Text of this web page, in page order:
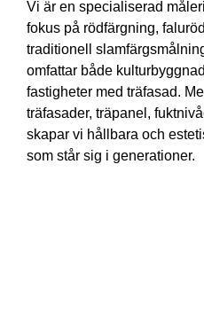
Vi är en specialiserad
fokus på rödfärgning,
traditionell
omfattar både
fastigheter med träfasad.
träfasader, träpanel,
skapar vi hållbara och
som står sig i generationer.